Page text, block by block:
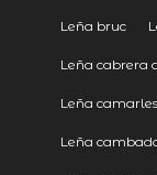
Leña bruc
Leña cabrera
Leña camarles
Leña